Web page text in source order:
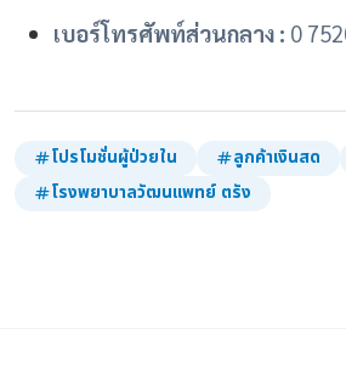
เบอร์โทรศัพท์ส่วนกลาง : 0
โปรโมชั่นผู้ป่วยใน ลูกค้าเงินสด
โรงพยาบาลวัฒนแพทย์ ตรัง